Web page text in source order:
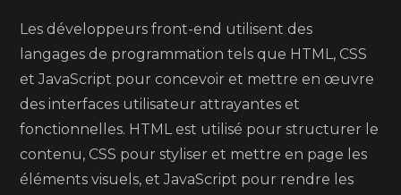
Les développeurs front-end utilisent des
langages de programmation tels que HTML, CSS
et JavaScript pour concevoir et mettre en œuvre
des interfaces utilisateur attrayantes et
fonctionnelles. HTML est utilisé pour structurer le
contenu, CSS pour styliser et mettre en page les
éléments visuels, et JavaScript pour rendre les